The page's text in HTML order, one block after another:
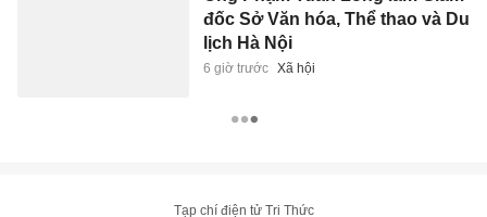
đốc Sở Văn hóa, Thể thao và Du
lịch Hà Nội
6 giờ trước Xã hội
Tạp chí điện tử Tri Thức